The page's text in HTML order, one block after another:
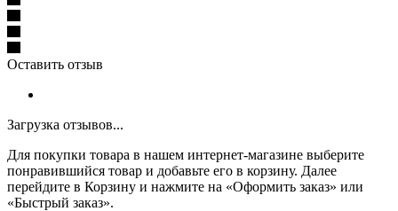
Оставить отзыв
Загрузка отзывов...
Для покупки товара в нашем интернет-магазине выберите
понравившийся товар и добавьте его в корзину. Далее
перейдите в Корзину и нажмите на «Оформить заказ» или
«Быстрый заказ».